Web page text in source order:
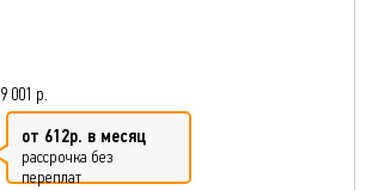
9 001 р.
от 612р. в месяц
рассрочка без
переплат